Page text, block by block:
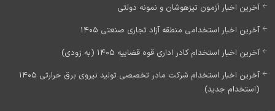
آخرین اخبار آزمون تیزهوشان و نمونه دولتی
آخرین اخبار استخدامی منطقه آزاد تجاری صنعتی 1405
آخرین اخبار استخدام کادر اداری قوه قضاییه 1405 (به زودی)
آخرین اخبار استخدام شرکت مادر تخصصی تولید نیروی برق حرارتی 1405
(استخدام جدید)